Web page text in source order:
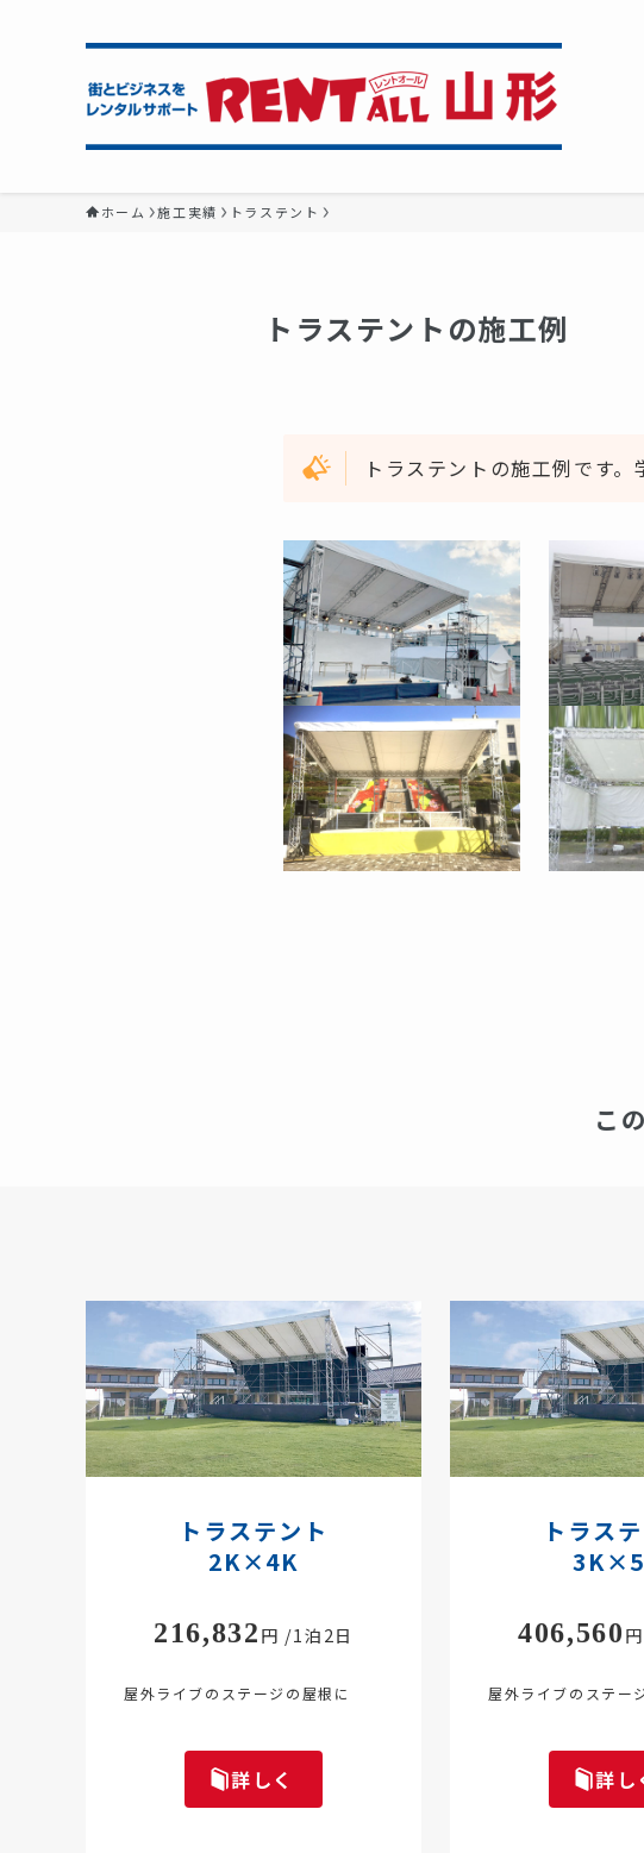
ホーム 施工実績 トラステント
トラステントの施工例
トラステントの施工例です
こ
トラステント
2K×4K
216,832円 /1泊2日
屋外ライブのステージの屋根に
詳しく
トラス
406,560
屋外ライブのステー
詳し